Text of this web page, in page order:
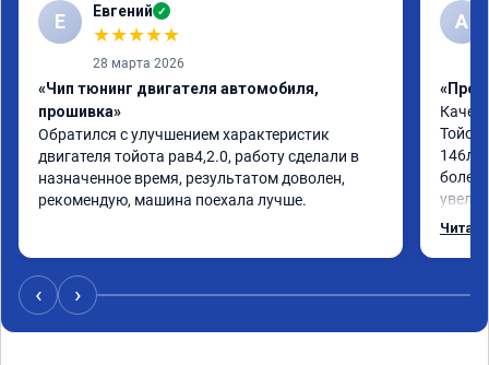
Е Евгений ✓
★★★★★
28 марта 2026
«Чип тюнинг двигателя автомобиля,
прошивка»
Обратился с улучшением характеристик
двигателя тойота рав4,2.0, работу сделали в
назначенное время, результатом доволен,
рекомендую, машина поехала лучше.
А
более
‹ ›